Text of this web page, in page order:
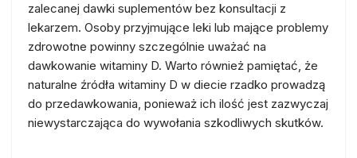
zalecanej dawki suplementów bez konsultacji z
lekarzem. Osoby przyjmujące leki lub mające problemy
zdrowotne powinny szczególnie uważać na
dawkowanie witaminy D. Warto również pamiętać, że
naturalne źródła witaminy D w diecie rzadko prowadzą
do przedawkowania, ponieważ ich ilość jest zazwyczaj
niewystarczająca do wywołania szkodliwych skutków.